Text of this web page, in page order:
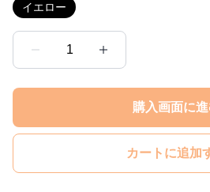
イエロー
1
購入画面に
カートに追加